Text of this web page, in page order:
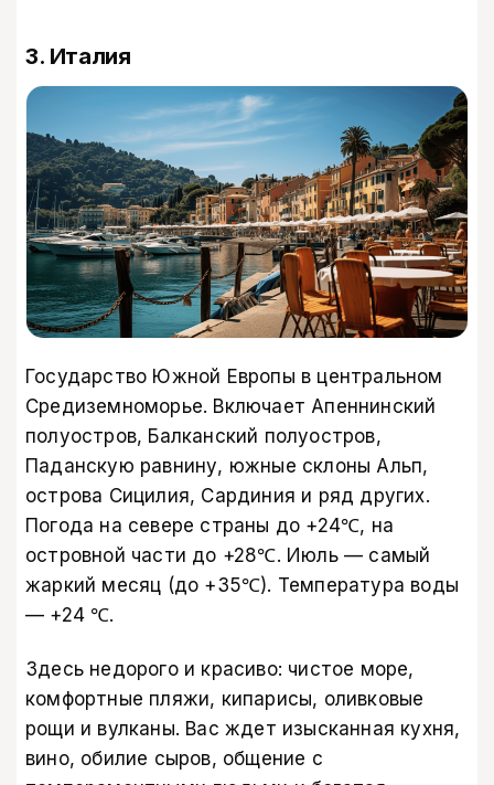
3. Италия
Государство Южной Европы в центральном
Средиземноморье. Включает Апеннинский
полуостров, Балканский полуостров,
Паданскую равнину, южные склоны Альп,
острова Сицилия, Сардиния и ряд других.
Погода на севере страны до +24℃, на
островной части до +28℃. Июль — самый
жаркий месяц (до +35℃). Температура воды
— +24 ℃.
Здесь недорого и красиво: чистое море,
комфортные пляжи, кипарисы, оливковые
рощи и вулканы. Вас ждет изысканная кухня,
вино, обилие сыров, общение с